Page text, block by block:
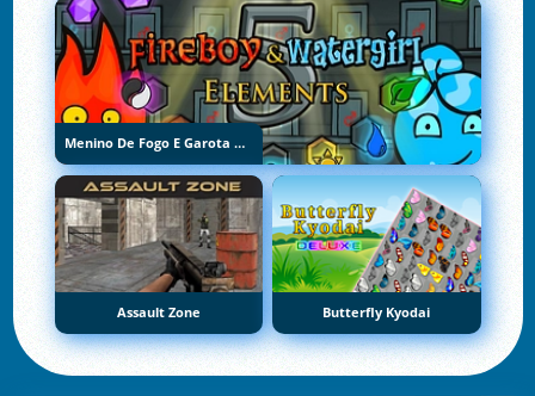
Menino De Fogo E Garota De Água 5: Elementos
Assault Zone Butterfly Kyodai